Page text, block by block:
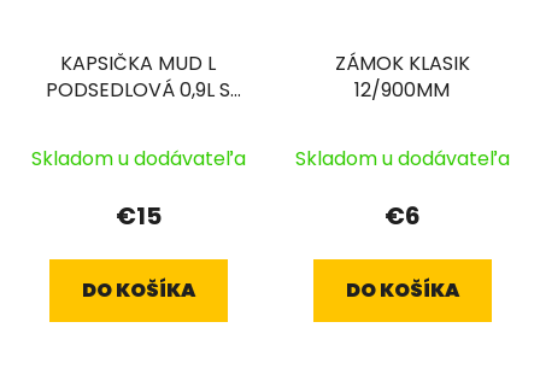
KAPSIČKA MUD L
PODSEDLOVÁ 0,9L S
Skladom u dodávateľa
€15
DO KOŠÍKA
ZÁMOK KLASIK
12/900MM
Skladom u dodávateľa
€6
DO KOŠÍKA